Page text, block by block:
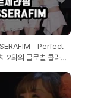
- Perfect
2와의 글로벌 콜라보